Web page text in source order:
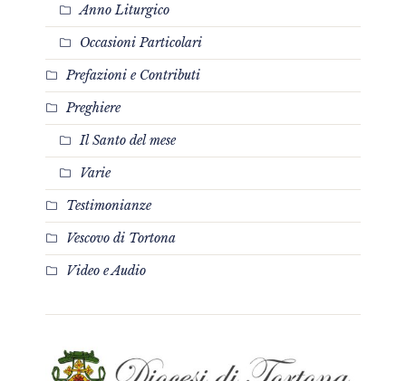
Anno Liturgico
Occasioni Particolari
Prefazioni e Contributi
Preghiere
Il Santo del mese
Varie
Testimonianze
Vescovo di Tortona
Video e Audio